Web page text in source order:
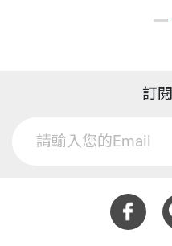
務管理和經營管理的創
從創投圈跨界醫療教育
大學一校三院的新體系。
能適度說明在策略上（
情境，更要符合商業保
的挑戰。因此，我嘗試
二度進出醫界，又二度
無我才能整合異見、創
感謝李董事長用他的真
——李吉仁
工作與生活的觀想》、
零售專家潘進丁解讀十
諾，一甲子的傳奇》、
昇的創業筆記》（天下
頁數
重量
訂